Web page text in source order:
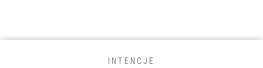
INTENCJE